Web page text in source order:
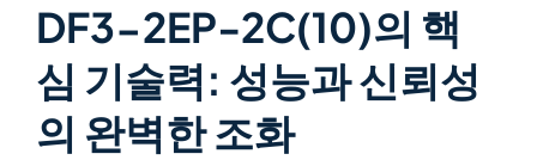
DF3-2EP-2C(10)의 핵
심 기술력: 성능과 신뢰성
의 완벽한 조화